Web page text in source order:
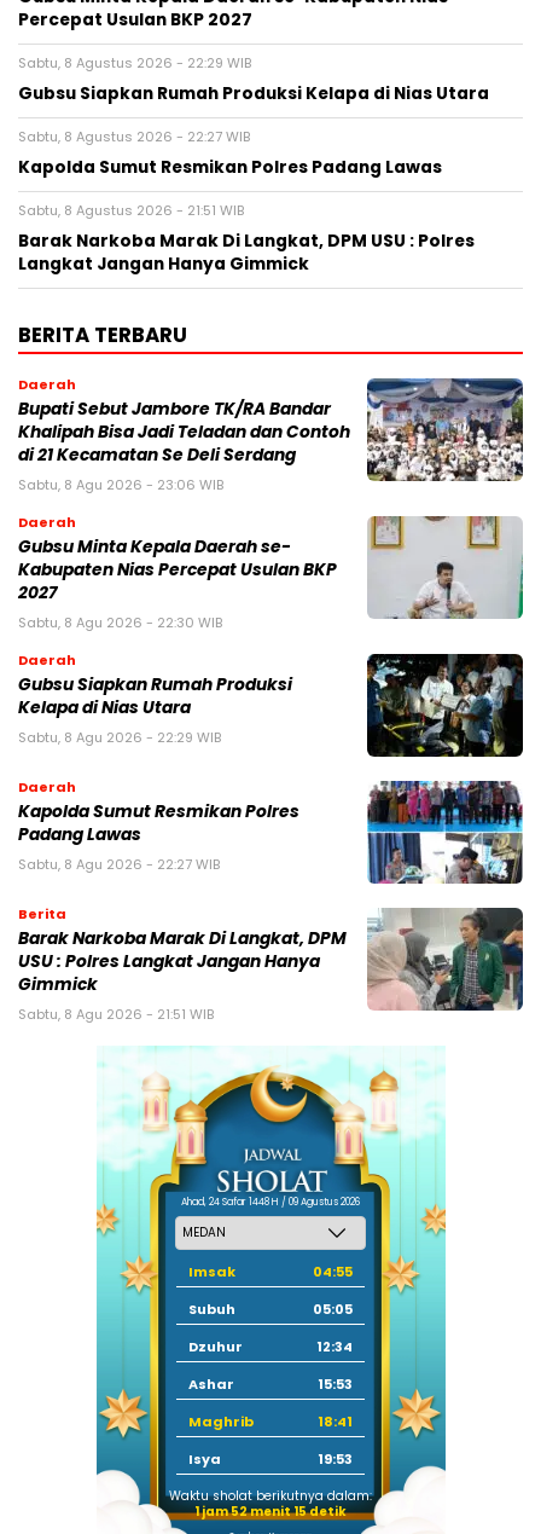
Percepat Usulan BKP 2027
Sabtu, 8 Agustus 2026 - 22:29 WIB
Gubsu Siapkan Rumah Produksi Kelapa di Nias Utara
Sabtu, 8 Agustus 2026 - 22:27 WIB
Kapolda Sumut Resmikan Polres Padang Lawas
Sabtu, 8 Agustus 2026 - 21:51 WIB
Barak Narkoba Marak Di Langkat, DPM USU : Polres
Langkat Jangan Hanya Gimmick
BERITA TERBARU
Daerah
Bupati Sebut Jambore TK/RA Bandar
Khalipah Bisa Jadi Teladan dan Contoh
di 21 Kecamatan Se Deli Serdang
Sabtu, 8 Agu 2026 - 23:06 WIB
Daerah
Gubsu Minta Kepala Daerah se-
Kabupaten Nias Percepat Usulan BKP
2027
Sabtu, 8 Agu 2026 - 22:30 WIB
Daerah
Gubsu Siapkan Rumah Produksi
Kelapa di Nias Utara
Sabtu, 8 Agu 2026 - 22:29 WIB
Daerah
Kapolda Sumut Resmikan Polres
Padang Lawas
Sabtu, 8 Agu 2026 - 22:27 WIB
Berita
Barak Narkoba Marak Di Langkat, DPM
USU : Polres Langkat Jangan Hanya
Gimmick
Sabtu, 8 Agu 2026 - 21:51 WIB
Ahad, 24 Safar 1448 H / 09 Agustus 2026
Imsak
04:55
Subuh
05:05
Dzuhur
12:34
Ashar
15:53
Maghrib
18:41
Isya
19:53
Waktu sholat berikutnya dalam:
1 jam 52 menit 14 detik